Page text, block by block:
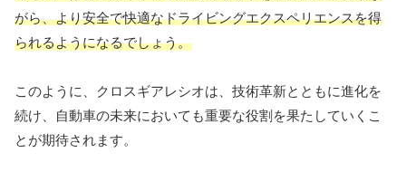
がら、より安全で快適なドライビングエクスペリエンスを得
られるようになるでしょう。
このように、クロスギアレシオは、技術革新とともに進化を
続け、自動車の未来においても重要な役割を果たしていくこ
とが期待されます。